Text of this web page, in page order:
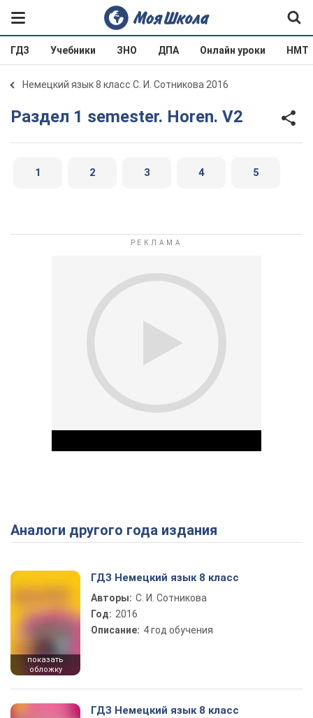
ГДЗ Учебники ЗНО ДПА Онлайн уроки НМТ
Немецкий язык 8 класс С. И. Сотникова 2016
Раздел 1 semester. Horen. V2
1 2 3 4 5
Play Video
Аналоги другого года издания
показать
обложку
ГДЗ Немецкий язык 8 класс
Авторы: С. И. Сотникова
Год: 2016
Описание: 4 год обучения
ГДЗ Немецкий язык 8 класс